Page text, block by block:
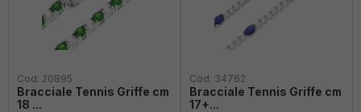
Cod: 20895
Bracciale Tennis Griffe cm
18 ...
Cod: 34762
Bracciale Tennis Griffe cm
17+...